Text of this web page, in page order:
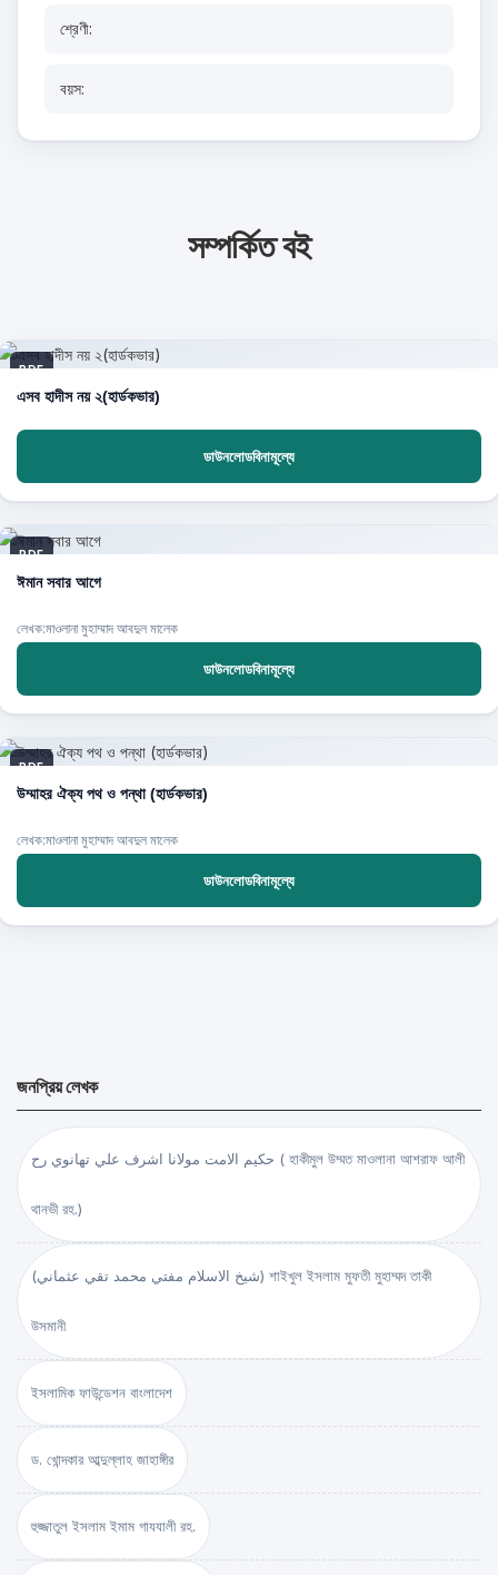
শ্রেণী:
বয়স:
সম্পর্কিত বই
PDF
এসব হাদীস নয় ২(হার্ডকভার)
ডাউনলোডবিনামূল্যে
PDF
ঈমান সবার আগে
লেখক:মাওলানা মুহাম্মাদ আবদুল মালেক
ডাউনলোডবিনামূল্যে
PDF
উম্মাহর ঐক্য পথ ও পন্থা (হার্ডকভার)
লেখক:মাওলানা মুহাম্মাদ আবদুল মালেক
ডাউনলোডবিনামূল্যে
জনপ্রিয় লেখক
حكيم الامت مولانا اشرف علي تهانوي رح ( হাকীমুল উম্মত মাওলানা আশরাফ আলী
থানভী রহ.)
(شيخ الاسلام مفتي محمد تقي عثماني) শাইখুল ইসলাম মুফতী মুহাম্মদ তাকী
উসমানী
ইসলামিক ফাউন্ডেশন বাংলাদেশ
ড. খোন্দকার আব্দুল্লাহ জাহাঙ্গীর
হুজ্জাতুল ইসলাম ইমাম গাযযালী রহ.